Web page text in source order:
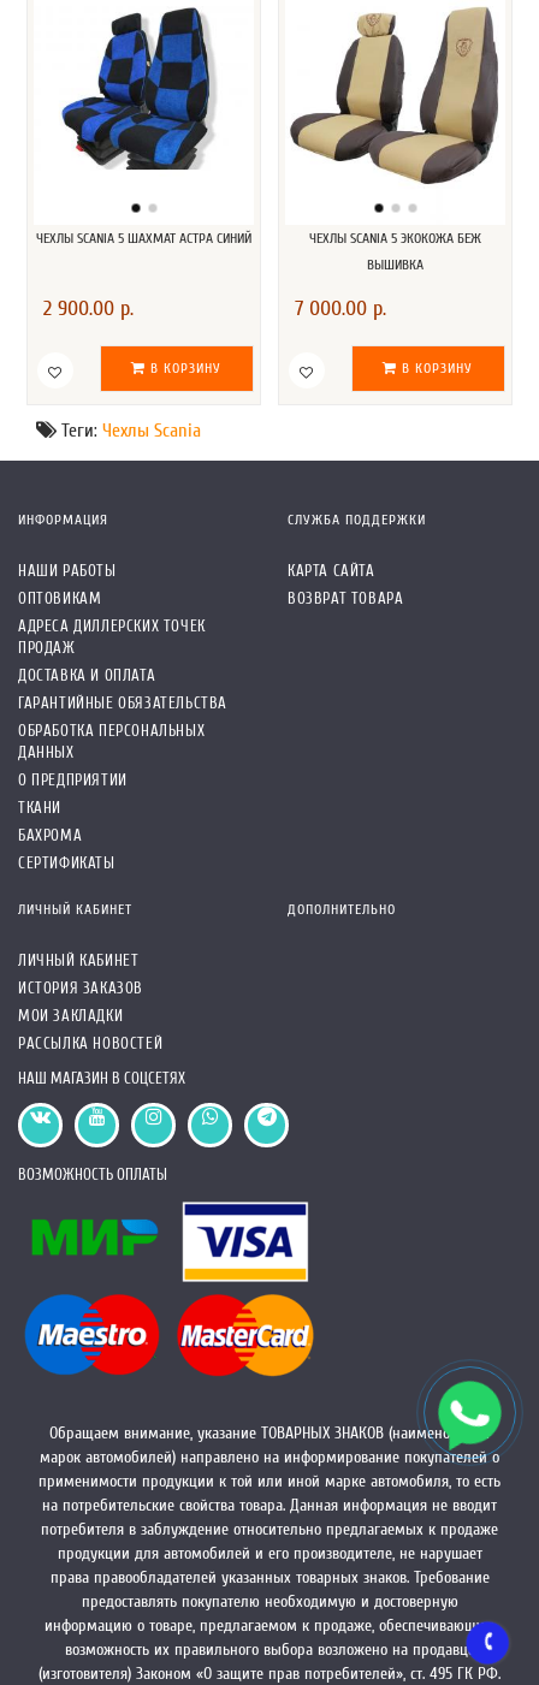
ЧЕХЛЫ SCANIA 5 ШАХМАТ АСТРА СИНИЙ
2 900.00 р.
В КОРЗИНУ
ЧЕХЛЫ SCANIA 5 ЭКОКОЖА БЕЖ
ВЫШИВКА
7 000.00 р.
В КОРЗИНУ
Теги: Чехлы Scania
ИНФОРМАЦИЯ
НАШИ РАБОТЫ
ОПТОВИКАМ
АДРЕСА ДИЛЛЕРСКИХ ТОЧЕК
ПРОДАЖ
ДОСТАВКА И ОПЛАТА
ГАРАНТИЙНЫЕ ОБЯЗАТЕЛЬСТВА
ОБРАБОТКА ПЕРСОНАЛЬНЫХ
ДАННЫХ
О ПРЕДПРИЯТИИ
ТКАНИ
БАХРОМА
СЕРТИФИКАТЫ
СЛУЖБА ПОДДЕРЖКИ
КАРТА САЙТА
ВОЗВРАТ ТОВАРА
ЛИЧНЫЙ КАБИНЕТ
ЛИЧНЫЙ КАБИНЕТ
ИСТОРИЯ ЗАКАЗОВ
МОИ ЗАКЛАДКИ
РАССЫЛКА НОВОСТЕЙ
ДОПОЛНИТЕЛЬНО
НАШ МАГАЗИН В СОЦСЕТЯХ
ВОЗМОЖНОСТЬ ОПЛАТЫ
Обращаем внимание, указание ТОВАРНЫХ ЗНАКОВ (наименований
марок автомобилей) направлено на информирование покупателей о
применимости продукции к той или иной марке автомобиля, то есть
на потребительские свойства товара. Данная информация не вводит
потребителя в заблуждение относительно предлагаемых к продаже
продукции для автомобилей и его производителе, не нарушает
права правообладателей указанных товарных знаков. Требование
предоставлять покупателю необходимую и достоверную
информацию о товаре, предлагаемом к продаже, обеспечивающую
возможность их правильного выбора возложено на продавца
(изготовителя) Законом «О защите прав потребителей», ст. 495 ГК РФ.